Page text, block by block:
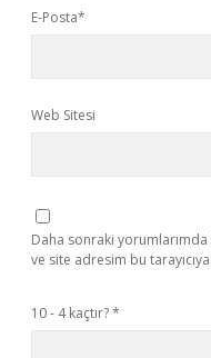
E-Posta*
Web Sitesi
Daha sonraki yorumlarımda
ve site adresim bu
10 - 4 kaçtır?*